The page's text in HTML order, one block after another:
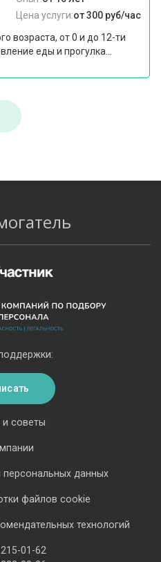
Цена услуги:от 300 руб/час
возраста, от 0 и до 12-ти
еды и прогулка...
и советы
персональных данных
файлов cookie
технологий
01-62